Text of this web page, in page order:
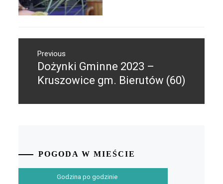
wpisuPrevious
Previous
post:
Dożynki Gminne 2023 –
Kruszowice gm. Bierutów (60)
POGODA W MIEŚCIE
Godzina po godzinie